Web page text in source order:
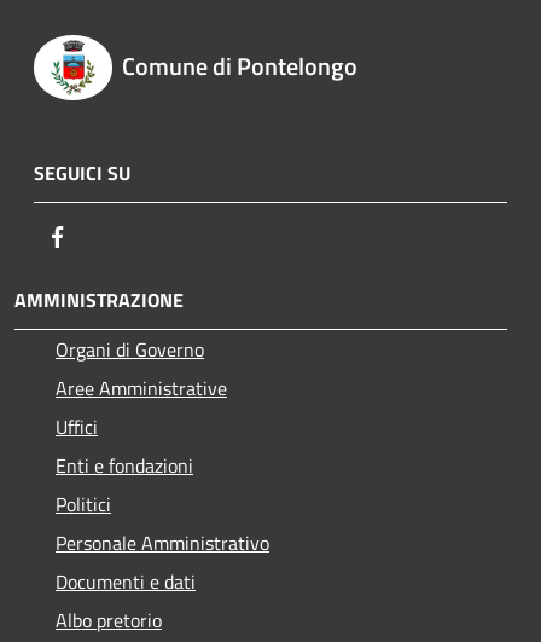
Comune di Pontelongo
SEGUICI SU
AMMINISTRAZIONE
Organi di Governo
Aree Amministrative
Uffici
Enti e fondazioni
Politici
Personale Amministrativo
Documenti e dati
Albo pretorio